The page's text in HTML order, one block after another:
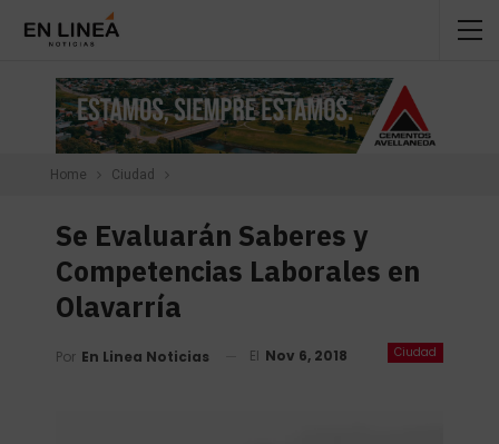
Home Ciudad
Se Evaluarán Saberes y
Competencias Laborales en
Olavarría
Ciudad
Por En Linea Noticias El Nov 6, 2018